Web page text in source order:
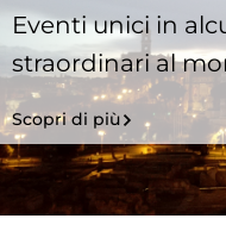
Eventi unici in
straordinari al
Scopri di più